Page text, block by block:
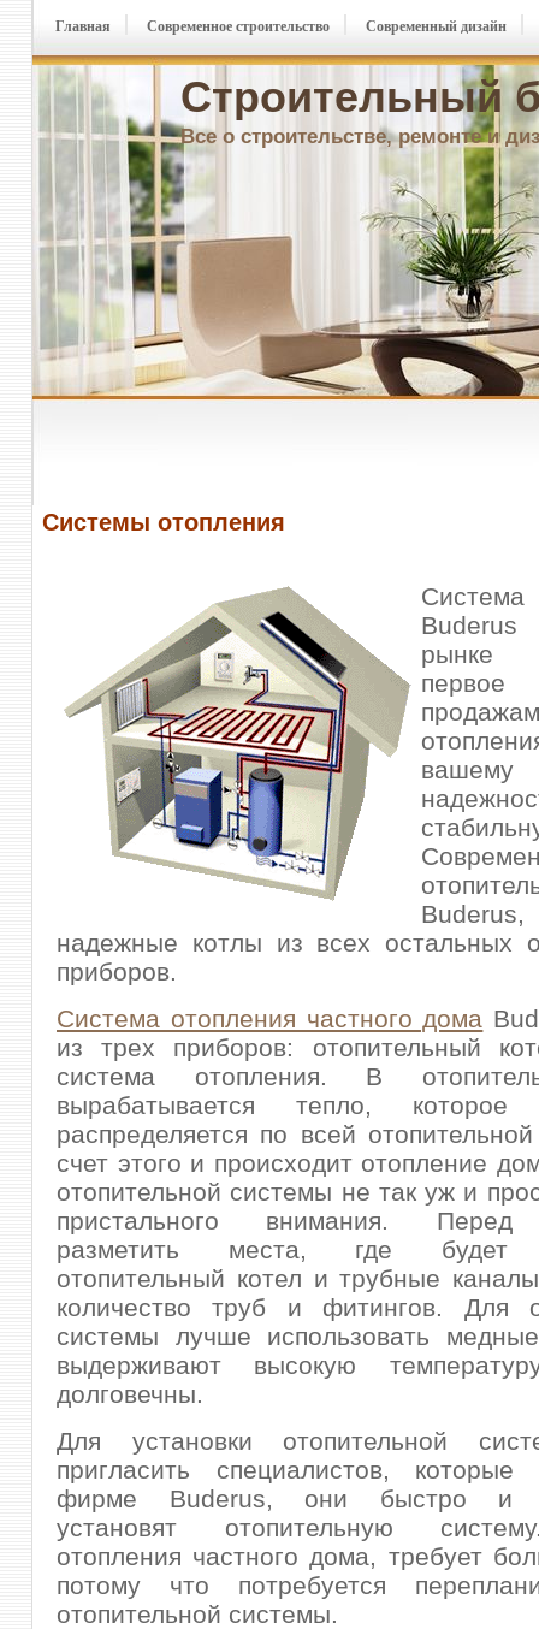
Строительный
Все о строительстве, ремонте и
Главная Современное строительство Современный дизайн
Системы отопления
Buderus
рынке
надежные котлы из всех остальных
приборов.
Система отопления частного дома
из трех приборов: отопительный
система отопления. В
вырабатывается тепло, которое
распределяется по всей
счет этого и происходит отопление
отопительной системы не так уж и
пристального внимания. Перед
разметить места, где будет
отопительный котел и трубные
количество труб и фитингов. Для
системы лучше использовать
выдерживают высокую
долговечны.
Для установки отопительной
пригласить специалистов,
фирме Buderus, они быстро и
установят отопительную
отопления частного дома, требует
потому что потребуется
отопительной системы.